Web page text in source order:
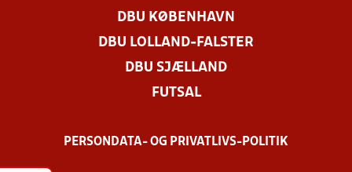
DBU KØBENHAVN
DBU LOLLAND-FALSTER
DBU SJÆLLAND
FUTSAL
PERSONDATA- OG PRIVATLIVS-POLITIK